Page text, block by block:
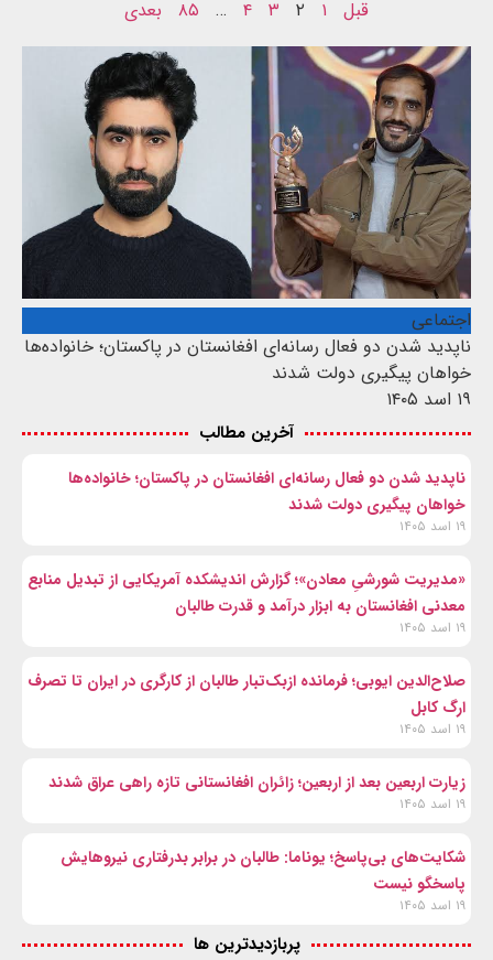
قبل ۱ ۲ ۳ ۴ … ۸۵ بعدی
اجتماعی
ناپدید شدن دو فعال رسانه‌ای افغانستان در پاکستان؛ خانواده‌ها
خواهان پیگیری دولت شدند
۱۹ اسد ۱۴۰۵
آخرین مطالب
ناپدید شدن دو فعال رسانه‌ای افغانستان در پاکستان؛ خانواده‌ها
خواهان پیگیری دولت شدند
۱۹ اسد ۱۴۰۵
«مدیریت شورشیِ معادن»؛ گزارش اندیشکده آمریکایی از تبدیل منابع
معدنی افغانستان به ابزار درآمد و قدرت طالبان
۱۹ اسد ۱۴۰۵
صلاح‌الدین ایوبی؛ فرمانده ازبک‌تبار طالبان از کارگری در ایران تا تصرف
ارگ کابل
۱۹ اسد ۱۴۰۵
زیارت اربعین بعد از اربعین؛ زائران افغانستانی تازه راهی عراق شدند
۱۹ اسد ۱۴۰۵
شکایت‌های بی‌پاسخ؛ یوناما: طالبان در برابر بدرفتاری نیروهایش
پاسخگو نیست
۱۹ اسد ۱۴۰۵
پربازدیدترین ها